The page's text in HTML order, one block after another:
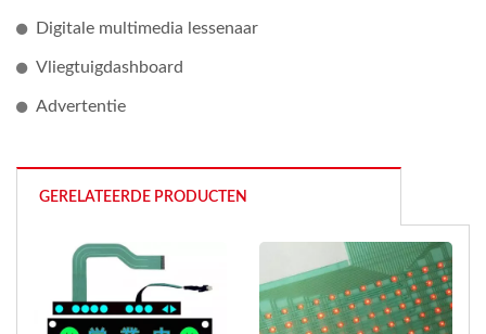
Digitale multimedia lessenaar
Vliegtuigdashboard
Advertentie
GERELATEERDE PRODUCTEN